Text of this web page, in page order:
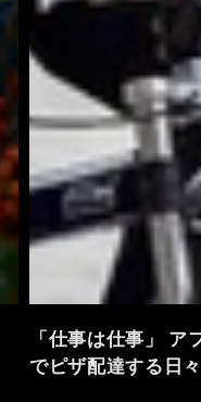
「仕事は仕事」
でピザ配達する日々